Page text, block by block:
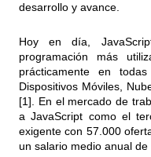
desarrollo y avance.
Hoy en día,
programación más
prácticamente en
Dispositivos Móviles,
[1]. En el mercado de
a JavaScript como el
exigente con 57.000
un salario medio anual